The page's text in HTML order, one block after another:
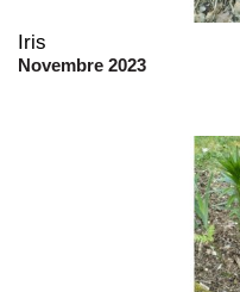
Iris
Novembre 2023